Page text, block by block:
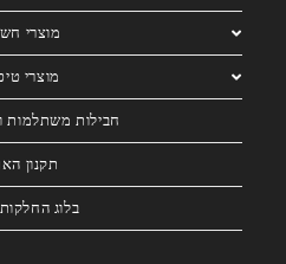
מוצרי
מוצרי
חבילות משתלמות
תקנון
בלוג